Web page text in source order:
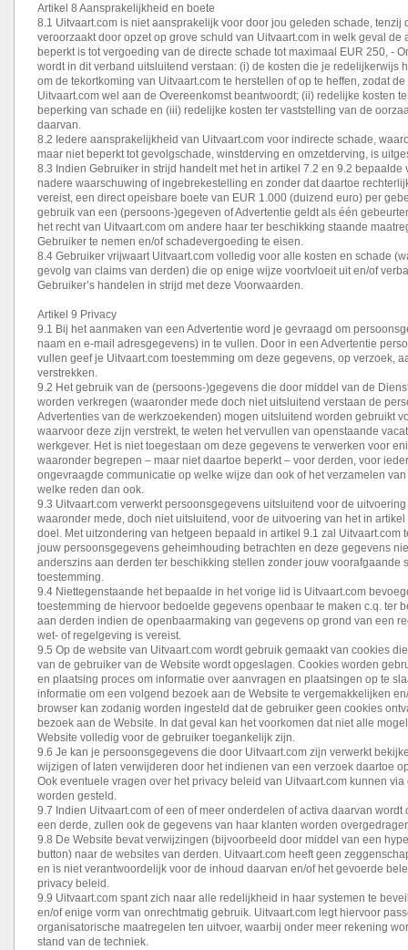
Artikel 8 Aansprakelijkheid en boete
8.1 Uitvaart.com is niet aansprakelijk voor door jou geleden schade, tenzij
veroorzaakt door opzet op grove schuld van Uitvaart.com in welk geval de
beperkt is tot vergoeding van de directe schade tot maximaal EUR 250, -
wordt in dit verband uitsluitend verstaan: (i) de kosten die je redelijkerwijs
om de tekortkoming van Uitvaart.com te herstellen of op te heffen, zodat
Uitvaart.com wel aan de Overeenkomst beantwoordt; (ii) redelijke kosten
beperking van schade en (iii) redelijke kosten ter vaststelling van de
daarvan.
8.2 Iedere aansprakelijkheid van Uitvaart.com voor indirecte schade,
maar niet beperkt tot gevolgschade, winstderving en omzetderving, is
8.3 Indien Gebruiker in strijd handelt met het in artikel 7.2 en 9.2 bepaalde
nadere waarschuwing of ingebrekestelling en zonder dat daartoe
vereist, een direct opeisbare boete van EUR 1.000 (duizend euro) per
gebruik van een (persoons-)gegeven of Advertentie geldt als één
het recht van Uitvaart.com om andere haar ter beschikking staande
Gebruiker te nemen en/of schadevergoeding te eisen.
8.4 Gebruiker vrijwaart Uitvaart.com volledig voor alle kosten en schade
gevolg van claims van derden) die op enige wijze voortvloeit uit en/of
Gebruiker’s handelen in strijd met deze Voorwaarden.
Artikel 9 Privacy
9.1 Bij het aanmaken van een Advertentie word je gevraagd om
naam en e-mail adresgegevens) in te vullen. Door in een Advertentie
vullen geef je Uitvaart.com toestemming om deze gegevens, op verzoek,
verstrekken.
9.2 Het gebruik van de (persoons-)gegevens die door middel van de
worden verkregen (waaronder mede doch niet uitsluitend verstaan de
Advertenties van de werkzoekenden) mogen uitsluitend worden gebruikt
waarvoor deze zijn verstrekt, te weten het vervullen van openstaande
werkgever. Het is niet toegestaan om deze gegevens te verwerken voor
waaronder begrepen – maar niet daartoe beperkt – voor derden, voor
ongevraagde communicatie op welke wijze dan ook of het verzamelen
welke reden dan ook.
9.3 Uitvaart.com verwerkt persoonsgegevens uitsluitend voor de
waaronder mede, doch niet uitsluitend, voor de uitvoering van het in
doel. Met uitzondering van hetgeen bepaald in artikel 9.1 zal Uitvaart.com
jouw persoonsgegevens geheimhouding betrachten en deze gegevens
anderszins aan derden ter beschikking stellen zonder jouw voorafgaande
toestemming.
9.4 Niettegenstaande het bepaalde in het vorige lid is Uitvaart.com
toestemming de hiervoor bedoelde gegevens openbaar te maken c.q. ter
aan derden indien de openbaarmaking van gegevens op grond van een
wet- of regelgeving is vereist.
9.5 Op de website van Uitvaart.com wordt gebruik gemaakt van cookies
van de gebruiker van de Website wordt opgeslagen. Cookies worden
en plaatsing proces om informatie over aanvragen en plaatsingen op te
informatie om een volgend bezoek aan de Website te vergemakkelijken
browser kan zodanig worden ingesteld dat de gebruiker geen cookies
bezoek aan de Website. In dat geval kan het voorkomen dat niet alle
Website volledig voor de gebruiker toegankelijk zijn.
9.6 Je kan je persoonsgegevens die door Uitvaart.com zijn verwerkt
wijzigen of laten verwijderen door het indienen van een verzoek daartoe
Ook eventuele vragen over het privacy beleid van Uitvaart.com kunnen via
worden gesteld.
9.7 Indien Uitvaart.com of een of meer onderdelen of activa daarvan wordt
een derde, zullen ook de gegevens van haar klanten worden
9.8 De Website bevat verwijzingen (bijvoorbeeld door middel van een
button) naar de websites van derden. Uitvaart.com heeft geen
en is niet verantwoordelijk voor de inhoud daarvan en/of het gevoerde
privacy beleid.
9.9 Uitvaart.com spant zich naar alle redelijkheid in haar systemen te
en/of enige vorm van onrechtmatig gebruik. Uitvaart.com legt hiervoor
organisatorische maatregelen ten uitvoer, waarbij onder meer rekening
stand van de techniek.